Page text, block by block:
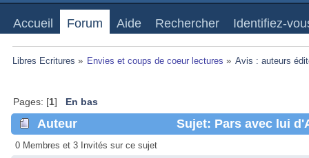
Accueil Forum Aide Rechercher Identifiez-
Libres Ecritures » Envies et coups de coeur lectures » Avis : auteurs
Pages: [1] En bas
Auteur Sujet: Pars avec lui
0 Membres et 3 Invités sur ce sujet